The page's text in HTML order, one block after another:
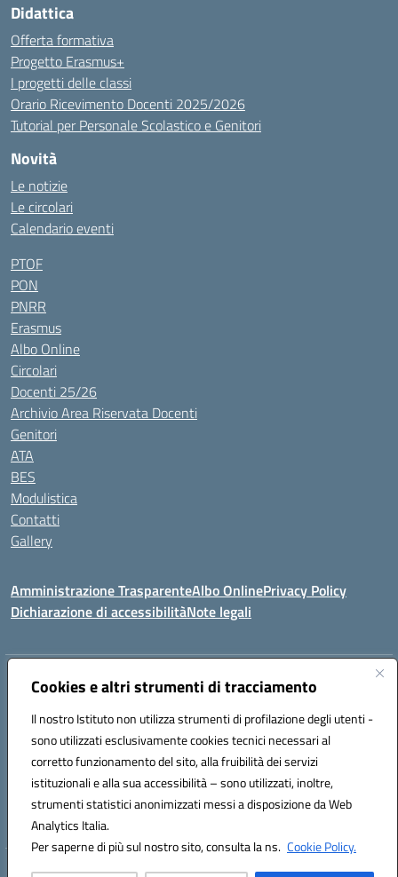
Cookies e altri strumenti di tracciamento
Il nostro Istituto non utilizza strumenti di profilazione degli utenti -
sono utilizzati esclusivamente cookies tecnici necessari al
corretto funzionamento del sito, alla fruibilità dei servizi
istituzionali e alla sua accessibilità – sono utilizzati, inoltre,
strumenti statistici anonimizzati messi a disposizione da Web
Analytics Italia.
Per saperne di più sul nostro sito, consulta la ns. Cookie Policy.
Didattica
Offerta formativa
Progetto Erasmus+
I progetti delle classi
Orario Ricevimento Docenti 2025/2026
Tutorial per Personale Scolastico e Genitori
Novità
Le notizie
Le circolari
Calendario eventi
PTOF
PON
PNRR
Erasmus
Albo Online
Circolari
Docenti 25/26
Archivio Area Riservata Docenti
Genitori
ATA
BES
Modulistica
Contatti
Gallery
Amministrazione TrasparenteAlbo OnlinePrivacy Policy
Dichiarazione di accessibilitàNote legali
Indirizzo:Via Coniugi Crigna – Cap. 89861 – Tropea (VV)
Posta elettronica certificata (PEC):vvic82200d@pec.istruzione.it
Codice fiscale: 96012410799
Codice meccanografico:VVIC82200D
Codice Indice delle Pubbliche Amministrazioni (IPA): istsc_vvic82200d
Codice unico di fatturazione (CUF): UFUKAE